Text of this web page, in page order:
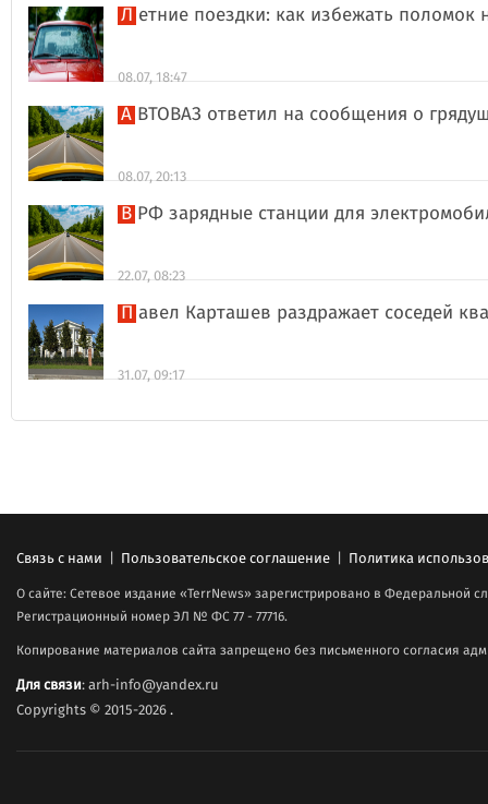
Летние поездки: как избежать поломок
08.07, 18:47
АВТОВАЗ ответил на сообщения о
08.07, 20:13
В РФ зарядные станции для
22.07, 08:23
Павел Карташев раздражает соседей
31.07, 09:17
Связь с нами | Пользовательское соглашение | Политика
О сайте: Сетевое издание «TerrNews» зарегистрировано в Федеральной
Регистрационный номер ЭЛ № ФС 77 - 77716.
Копирование материалов сайта запрещено без письменного согласия
Для связи: arh-info@yandex.ru
Copyrights © 2015-2026.